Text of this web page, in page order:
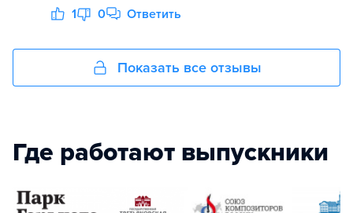
1 0 Ответить
Показать все отзывы
Где работают выпускники